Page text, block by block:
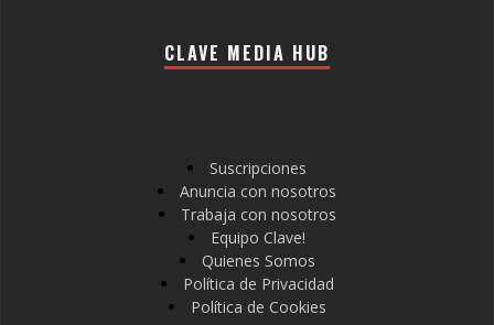
CLAVE MEDIA HUB
Suscripciones
Anuncia con nosotros
Trabaja con nosotros
Equipo Clave!
Quienes Somos
Política de Privacidad
Política de Cookies